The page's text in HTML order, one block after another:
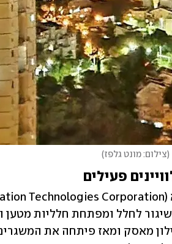
(צילום: מונט גלפז)